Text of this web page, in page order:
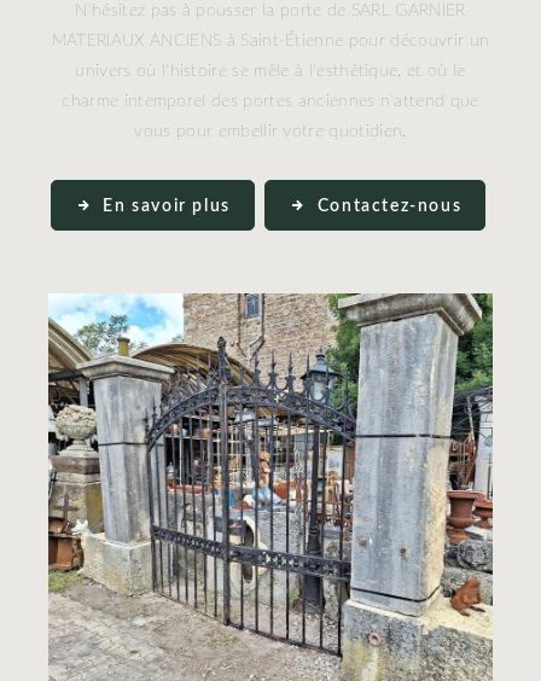
N'hésitez pas à pousser la porte de SARL GARNIER
MATERIAUX ANCIENS à Saint-Étienne pour découvrir un
univers où l'histoire se mêle à l'esthétique, et où le
charme intemporel des portes anciennes n'attend que
vous pour embellir votre quotidien.
En savoir plus Contactez-nous